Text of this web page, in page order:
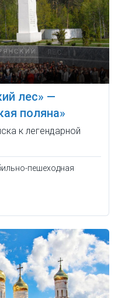
лес» —
поляна»
к легендарной
пешеходная